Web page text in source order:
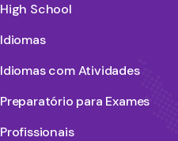
High School
Idiomas
Idiomas com Atividades
Preparatório para Exames
Profissionais